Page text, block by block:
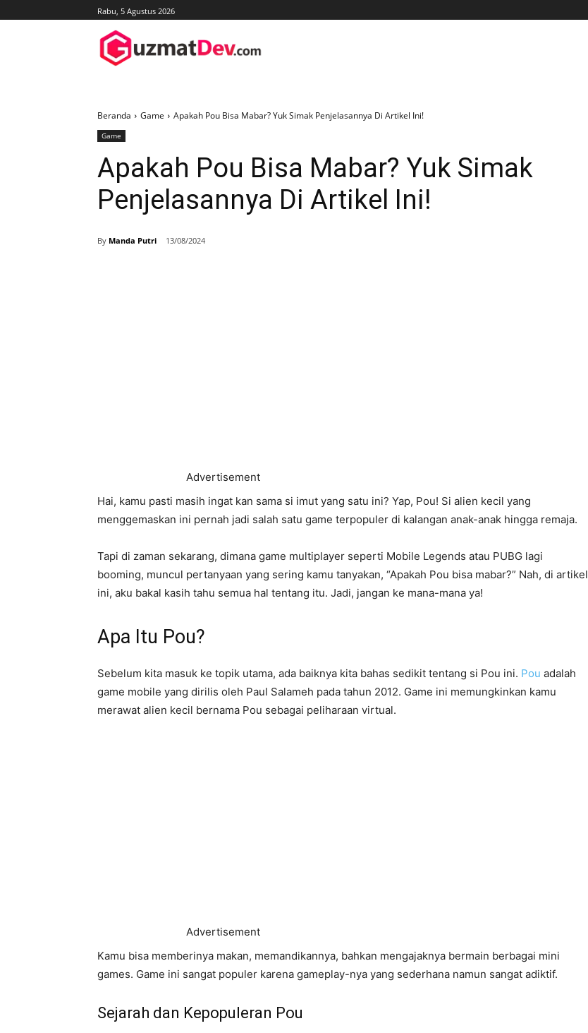
Rabu, 5 Agustus 2026
Beranda Game Apakah Pou Bisa Mabar? Yuk Simak Penjelasannya Di Artikel Ini!
Game
Apakah Pou Bisa Mabar? Yuk Simak
Penjelasannya Di Artikel Ini!
By Manda Putri 13/08/2024
Advertisement
Hai, kamu pasti masih ingat kan sama si imut yang satu ini? Yap, Pou! Si alien kecil yang
menggemaskan ini pernah jadi salah satu game terpopuler di kalangan anak-anak hingga remaja.
Tapi di zaman sekarang, dimana game multiplayer seperti Mobile Legends atau PUBG lagi
booming, muncul pertanyaan yang sering kamu tanyakan, “Apakah Pou bisa mabar?” Nah, di artikel
ini, aku bakal kasih tahu semua hal tentang itu. Jadi, jangan ke mana-mana ya!
Apa Itu Pou?
Sebelum kita masuk ke topik utama, ada baiknya kita bahas sedikit tentang si Pou ini. Pou adalah
game mobile yang dirilis oleh Paul Salameh pada tahun 2012. Game ini memungkinkan kamu
merawat alien kecil bernama Pou sebagai peliharaan virtual.
Advertisement
Kamu bisa memberinya makan, memandikannya, bahkan mengajaknya bermain berbagai mini
games. Game ini sangat populer karena gameplay-nya yang sederhana namun sangat adiktif.
Sejarah dan Kepopuleran Pou